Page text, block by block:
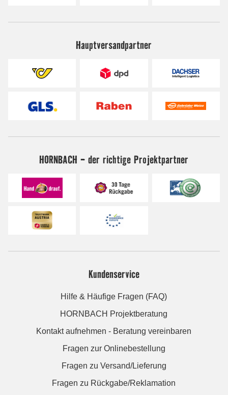
Hauptversandpartner
HORNBACH - der richtige Projektpartner
Kundenservice
Hilfe & Häufige Fragen (FAQ)
HORNBACH Projektberatung
Kontakt aufnehmen - Beratung vereinbaren
Fragen zur Onlinebestellung
Fragen zu Versand/Lieferung
Fragen zu Rückgabe/Reklamation